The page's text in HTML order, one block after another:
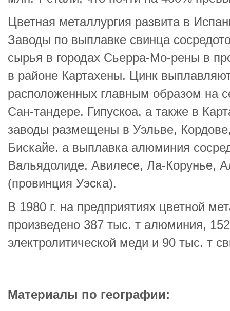
Цветная металлургия развита в
Заводы по выплавке свинца
сырья в городах Сьерра-Мо-рены в
в районе Картахены. Цинк
расположенных главным образом на
Сан-тандере. Гипускоа, а также в
заводы размещены в Уэльве,
Бискайе. а выплавка алюминия
Вальядолиде, Авилесе, Ла-Корунье,
(провинция Уэска).
В 1980 г. на предприятиях цветной
произведено 387 тыс. т алюминия,
электролитической меди и 90 тыс. т
Материалы по географии: